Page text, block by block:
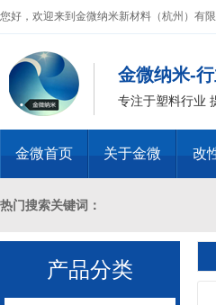
您好，欢迎来到金微纳米新材料（杭州）有限
金微纳米-
专注于塑料行业
金微首页 关于金微 改
热门搜索关键词：
十溴二苯乙烷母粒，三氧化二锑母
产品分类